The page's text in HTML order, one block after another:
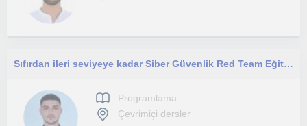
Sıfırdan ileri seviyeye kadar Siber Güvenlik Red Team Eğitimi
Programlama
Çevrimiçi dersler